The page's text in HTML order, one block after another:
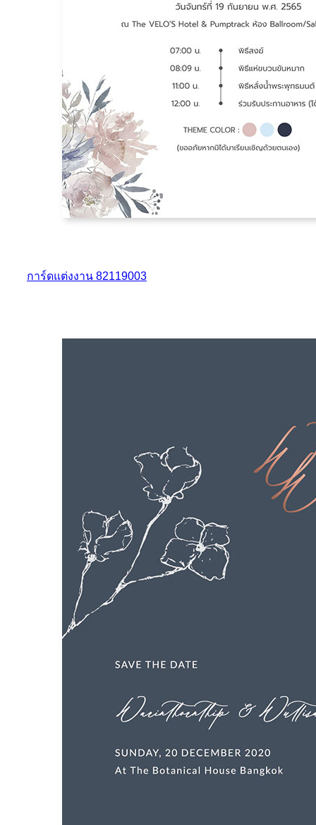
การ์ดแต่งงาน 82119003